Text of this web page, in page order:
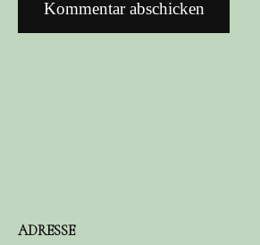
ADRESSE